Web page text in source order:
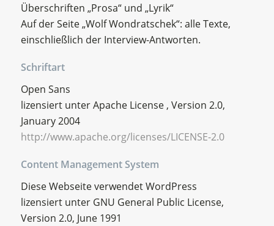
Überschriften „Prosa“ und „Lyrik“
Auf der Seite „Wolf Wondratschek“: alle Texte,
einschließlich der Interview-Antworten.
Schriftart
Open Sans
lizensiert unter Apache License , Version 2.0,
January 2004
http://www.apache.org/licenses/LICENSE-2.0
Content Management System
Diese Webseite verwendet WordPress
lizensiert unter GNU General Public License,
Version 2.0, June 1991